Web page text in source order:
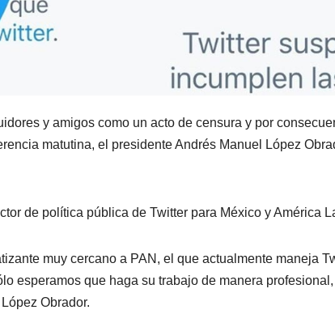
y amigos como un acto de censura y por
matutina, el presidente Andrés Manuel López
de política pública de Twitter para México y América
muy cercano a PAN, el que actualmente maneja
esperamos que haga su trabajo de manera
Obrador.